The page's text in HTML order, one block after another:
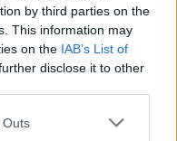
by third parties on the
This information may
on the IAB’s List of
disclose it to other
Outs